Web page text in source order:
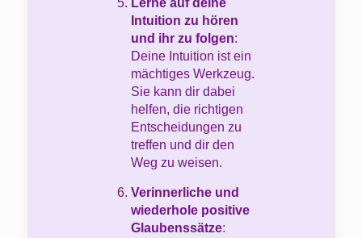
Lerne auf deine
Intuition zu hören
und ihr zu folgen:
Deine Intuition ist ein
mächtiges Werkzeug.
Sie kann dir dabei
helfen, die richtigen
Entscheidungen zu
treffen und dir den
Weg zu weisen.
Verinnerliche und
wiederhole positive
Glaubenssätze: